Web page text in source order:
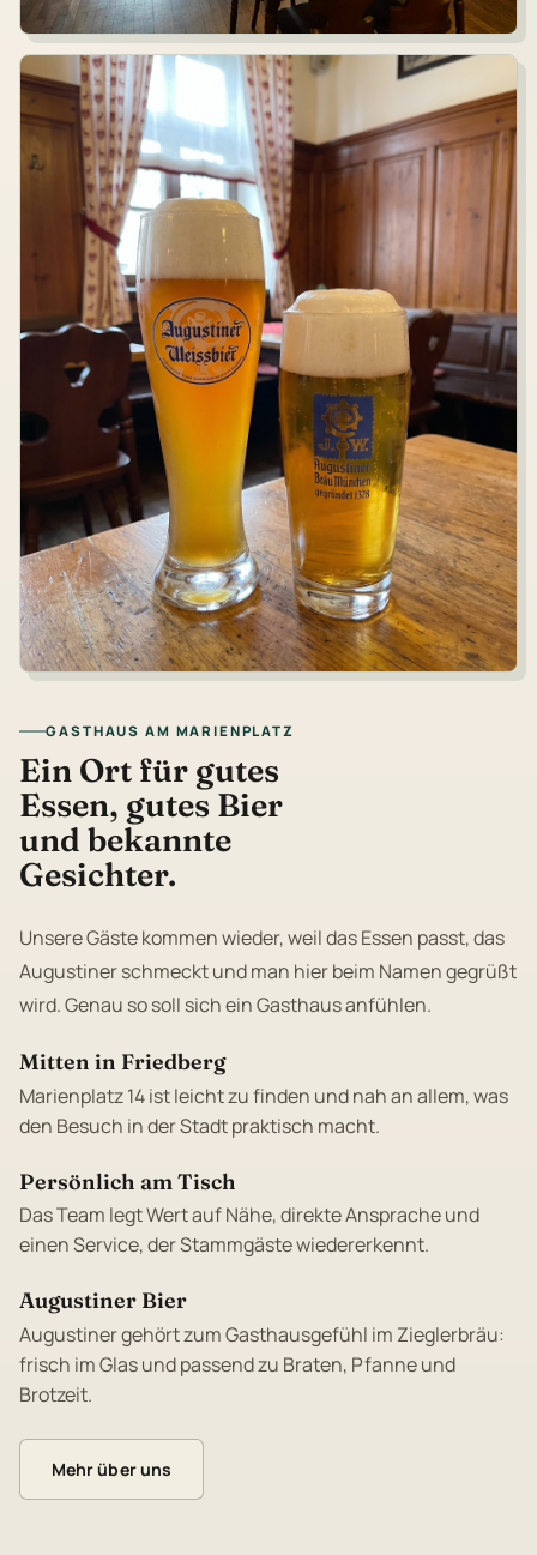
GASTHAUS AM MARIENPLATZ
Ein Ort für gutes
Essen, gutes Bier
und bekannte
Gesichter.
Unsere Gäste kommen wieder, weil das Essen passt, das
Augustiner schmeckt und man hier beim Namen gegrüßt
wird. Genau so soll sich ein Gasthaus anfühlen.
Mitten in Friedberg
Marienplatz 14 ist leicht zu finden und nah an allem, was
den Besuch in der Stadt praktisch macht.
Persönlich am Tisch
Das Team legt Wert auf Nähe, direkte Ansprache und
einen Service, der Stammgäste wiedererkennt.
Augustiner Bier
Augustiner gehört zum Gasthausgefühl im Zieglerbräu:
frisch im Glas und passend zu Braten, Pfanne und
Brotzeit.
Mehr über uns